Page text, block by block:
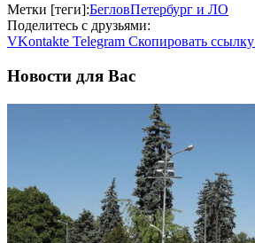
Метки [теги]:БегловПетербург и ЛО
Поделитесь с друзьями:
VKontakte Telegram Скопировать ссылку
Новости для Вас